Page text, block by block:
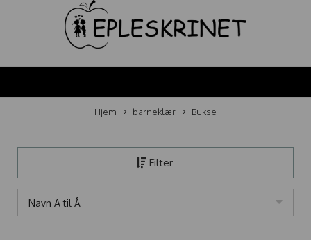
Hjem barneklær Bukse
Filter
Navn A til Å